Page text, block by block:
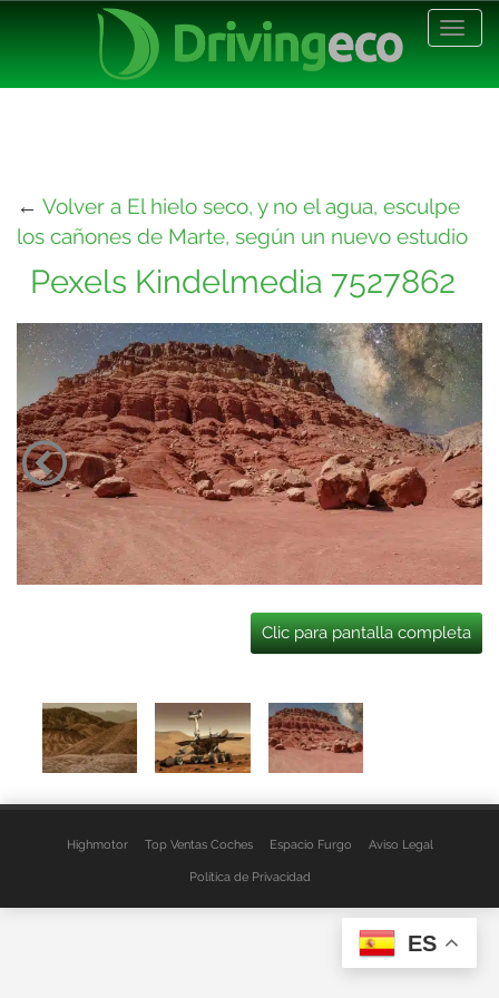
← Volver a El hielo seco, y no el agua, esculpe
los cañones de Marte, según un nuevo estudio
Pexels Kindelmedia 7527862
Clic para pantalla completa
Highmotor Top Ventas Coches Espacio Furgo Aviso Legal
Política de Privacidad
ES